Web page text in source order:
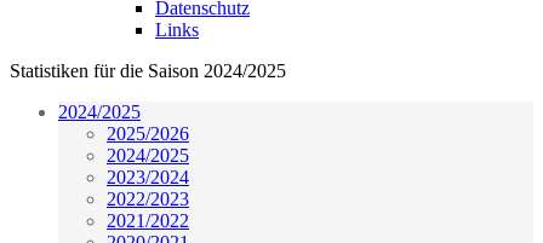
Datenschutz
Links
Statistiken für die Saison 2024/2025
2024/2025
2025/2026
2024/2025
2023/2024
2022/2023
2021/2022